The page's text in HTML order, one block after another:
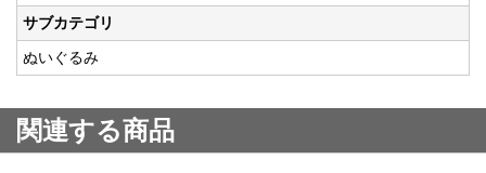
サブカテゴリ
ぬいぐるみ
関連する商品